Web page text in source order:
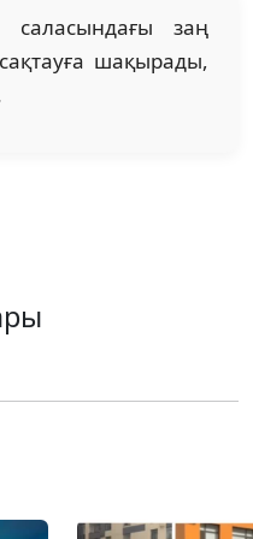
саласындағы заң
шақырады,